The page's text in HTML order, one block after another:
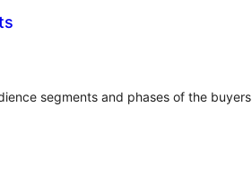
segments and phases of the buyers